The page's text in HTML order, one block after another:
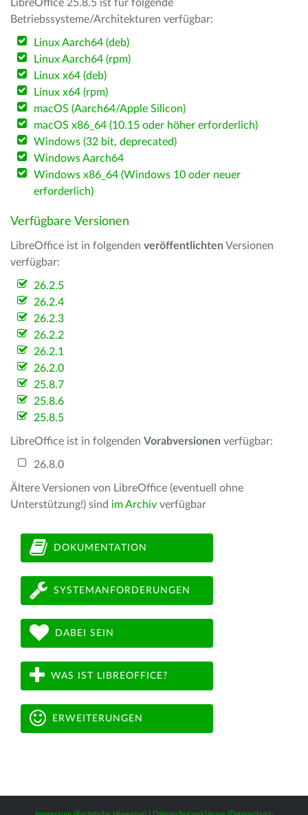
LibreOffice 25.8.5 ist für folgende
Betriebssysteme/Architekturen verfügbar:
Linux Aarch64 (deb)
Linux Aarch64 (rpm)
Linux x64 (deb)
Linux x64 (rpm)
macOS (Aarch64/Apple Silicon)
macOS x86_64 (10.15 oder höher erforderlich)
Windows (32 bit, deprecated)
Windows Aarch64
Windows x86_64 (Windows 10 oder neuer
erforderlich)
Verfügbare Versionen
LibreOffice ist in folgenden veröffentlichten Versionen
verfügbar:
26.2.5
26.2.4
26.2.3
26.2.2
26.2.1
26.2.0
25.8.7
25.8.6
25.8.5
LibreOffice ist in folgenden Vorabversionen verfügbar:
26.8.0
Ältere Versionen von LibreOffice (eventuell ohne
Unterstützung!) sind im Archiv verfügbar
DOKUMENTATION
SYSTEMANFORDERUNGEN
DABEI SEIN
WAS IST LIBREOFFICE?
ERWEITERUNGEN